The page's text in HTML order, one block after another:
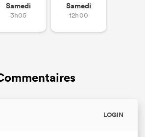
Samedi
3h05
Samedi
12h00
LOGIN